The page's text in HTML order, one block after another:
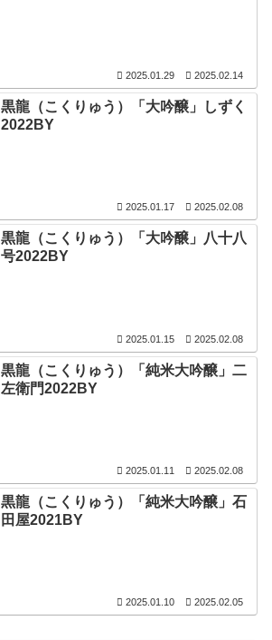
2025.01.29 2025.02.14
黒龍（こくりゅう）「大吟醸」しずく
2022BY
2025.01.17 2025.02.08
黒龍（こくりゅう）「大吟醸」八十八
号2022BY
2025.01.15 2025.02.08
黒龍（こくりゅう）「純米大吟醸」二
左衛門2022BY
2025.01.11 2025.02.08
黒龍（こくりゅう）「純米大吟醸」石
田屋2021BY
2025.01.10 2025.02.05